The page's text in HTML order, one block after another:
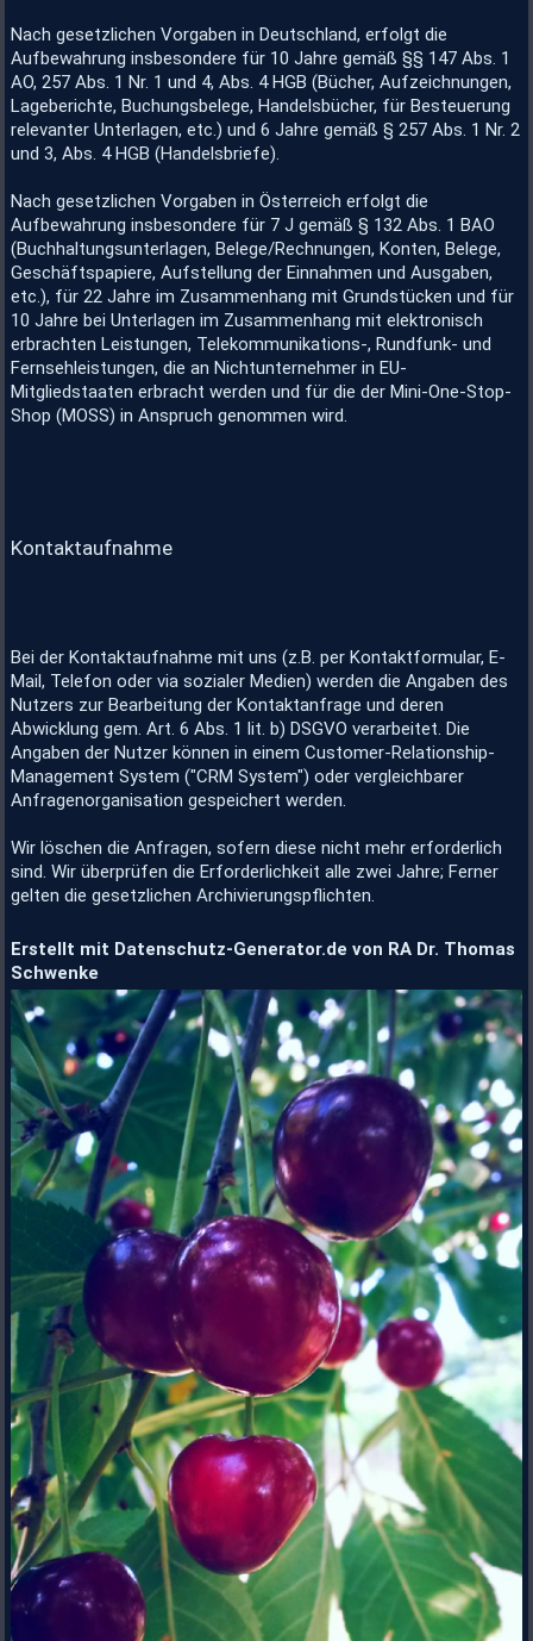
Nach gesetzlichen Vorgaben in Deutschland, erfolgt die
Aufbewahrung insbesondere für 10 Jahre gemäß §§ 147 Abs. 1
AO, 257 Abs. 1 Nr. 1 und 4, Abs. 4 HGB (Bücher, Aufzeichnungen,
Lageberichte, Buchungsbelege, Handelsbücher, für Besteuerung
relevanter Unterlagen, etc.) und 6 Jahre gemäß § 257 Abs. 1 Nr. 2
und 3, Abs. 4 HGB (Handelsbriefe).
Nach gesetzlichen Vorgaben in Österreich erfolgt die
Aufbewahrung insbesondere für 7 J gemäß § 132 Abs. 1 BAO
(Buchhaltungsunterlagen, Belege/Rechnungen, Konten, Belege,
Geschäftspapiere, Aufstellung der Einnahmen und Ausgaben,
etc.), für 22 Jahre im Zusammenhang mit Grundstücken und für
10 Jahre bei Unterlagen im Zusammenhang mit elektronisch
erbrachten Leistungen, Telekommunikations-, Rundfunk- und
Fernsehleistungen, die an Nichtunternehmer in EU-
Mitgliedstaaten erbracht werden und für die der Mini-One-Stop-
Shop (MOSS) in Anspruch genommen wird.
Kontaktaufnahme
Bei der Kontaktaufnahme mit uns (z.B. per Kontaktformular, E-
Mail, Telefon oder via sozialer Medien) werden die Angaben des
Nutzers zur Bearbeitung der Kontaktanfrage und deren
Abwicklung gem. Art. 6 Abs. 1 lit. b) DSGVO verarbeitet. Die
Angaben der Nutzer können in einem Customer-Relationship-
Management System ("CRM System") oder vergleichbarer
Anfragenorganisation gespeichert werden.
Wir löschen die Anfragen, sofern diese nicht mehr erforderlich
sind. Wir überprüfen die Erforderlichkeit alle zwei Jahre; Ferner
gelten die gesetzlichen Archivierungspflichten.
Erstellt mit Datenschutz-Generator.de von RA Dr. Thomas
Schwenke